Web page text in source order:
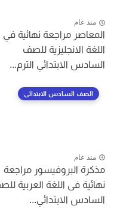
منذ عام
المعاصر مراجعة نهائية في
اللغة الانجليزية للصف
السادس الابتدائي الترم...
الصف السادس الابتدائى
منذ عام
مذكرة البروفيسور مراجعة
نهائية فى اللغة العربية
السادس الابتدائي...